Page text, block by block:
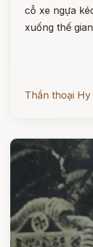
cỗ xe ngựa
xuống thế
Thần thoại Hy